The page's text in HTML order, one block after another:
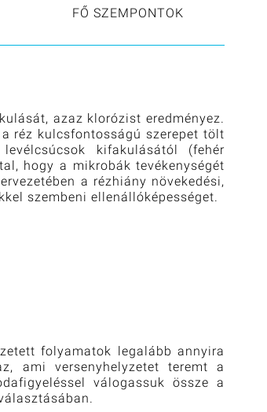
FŐ SZEMPONTOK
azaz klorózist eredményez.
réz kulcsfontosságú szerepet tölt
kifakulásától (fehér
hogy a mikrobák tevékenységét
a rézhiány növekedési,
szembeni ellenállóképességet.
folyamatok legalább annyira
ami versenyhelyzetet teremt a
válogassuk össze a